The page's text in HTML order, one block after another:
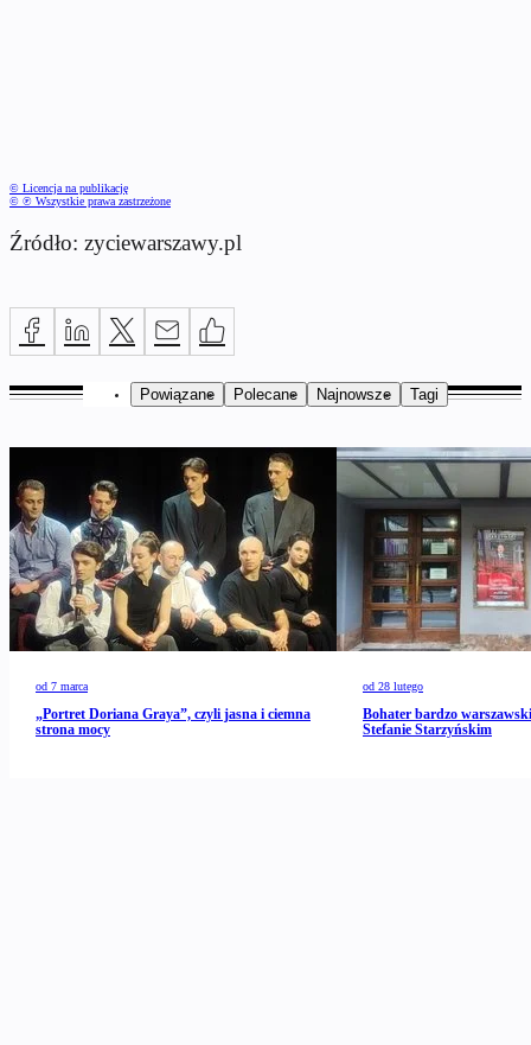
© Licencja na publikację
© ℗ Wszystkie prawa zastrzeżone
Źródło: zyciewarszawy.pl
Powiązane Polecane Najnowsze Tagi
od 7 marca
„Portret Doriana Graya”, czyli jasna i ciemna
strona mocy
od 28 lutego
Bohater bardzo
Stefanie Starzyńskim